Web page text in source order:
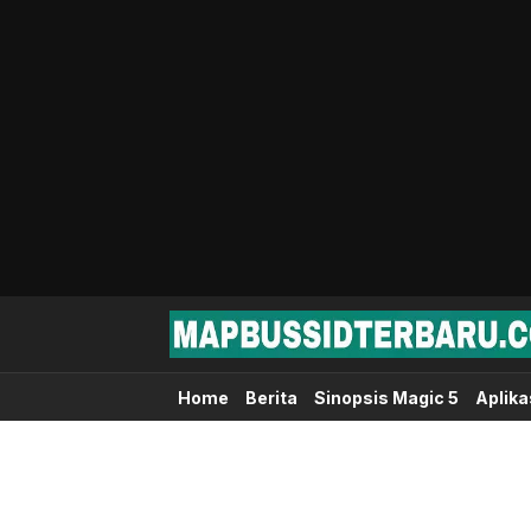
Map Bussid Terbaru
MapBussidTerbaru.com | Pusat
Home Berita Sinopsis Magic 5